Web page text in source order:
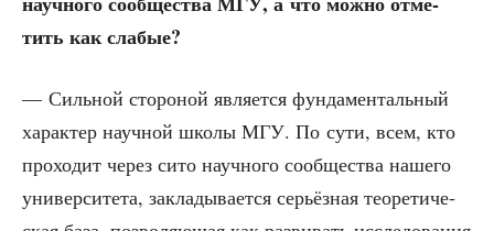
тить как слабые?
— Силь­ной сто­ро­ной явля­ет­ся фун­да­мен­таль­ный
харак­тер науч­ной шко­лы МГУ. По сути, всем, кто
про­хо­дит через сито науч­но­го сооб­ще­ства наше­го
уни­вер­си­те­та, закла­ды­ва­ет­ся серьёз­ная тео­ре­ти­че­